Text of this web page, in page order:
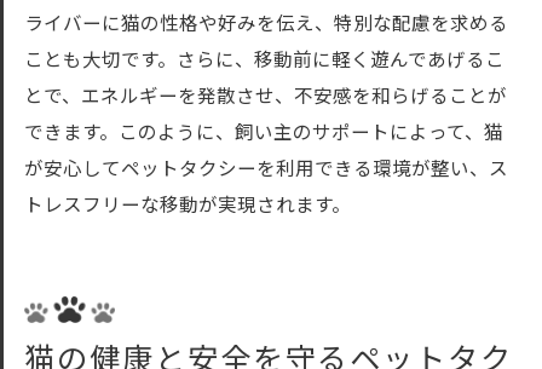
ライバーに猫の性格や好みを伝え、特別な配慮を求める
ことも大切です。さらに、移動前に軽く遊んであげるこ
とで、エネルギーを発散させ、不安感を和らげることが
できます。このように、飼い主のサポートによって、猫
が安心してペットタクシーを利用できる環境が整い、ス
トレスフリーな移動が実現されます。
猫の健康と安全を守るペットタク